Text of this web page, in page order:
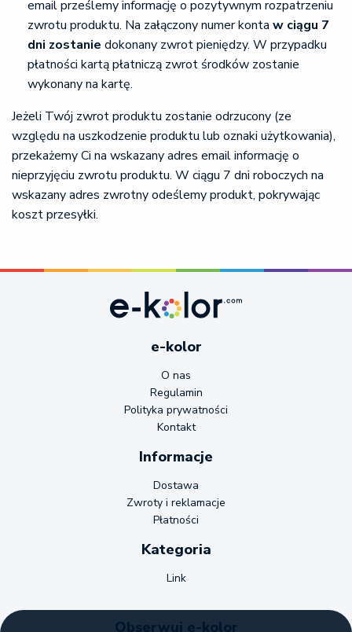
email prześlemy informację o pozytywnym rozpatrzeniu
zwrotu produktu. Na załączony numer konta w ciągu 7
dni zostanie dokonany zwrot pieniędzy. W przypadku
płatności kartą płatniczą zwrot środków zostanie
wykonany na kartę.
Jeżeli Twój zwrot produktu zostanie odrzucony (ze
względu na uszkodzenie produktu lub oznaki użytkowania),
przekażemy Ci na wskazany adres email informację o
nieprzyjęciu zwrotu produktu. W ciągu 7 dni roboczych na
wskazany adres zwrotny odeślemy produkt, pokrywając
koszt przesyłki.
e-kolor
O nas
Regulamin
Polityka prywatności
Kontakt
Informacje
Dostawa
Zwroty i reklamacje
Płatności
Kategoria
Link
Obserwuj e-kolor